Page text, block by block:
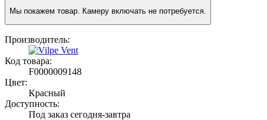
Мы покажем товар. Камеру включать не потребуется.
Производитель:
Код товара:
F0000009148
Цвет:
Красный
Доступность:
Под заказ сегодня-завтра